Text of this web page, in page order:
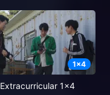
1x4
Extracurricular 1x4